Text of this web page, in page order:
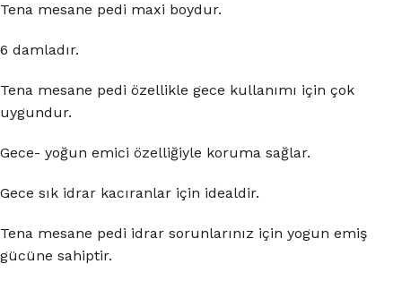
Tena mesane pedi maxi boydur.
6 damladır.
Tena mesane pedi özellikle gece kullanımı için çok
uygundur.
Gece- yoğun emici özelliğiyle koruma sağlar.
Gece sık idrar kacıranlar için idealdir.
Tena mesane pedi idrar sorunlarınız için yogun emiş
gücüne sahiptir.